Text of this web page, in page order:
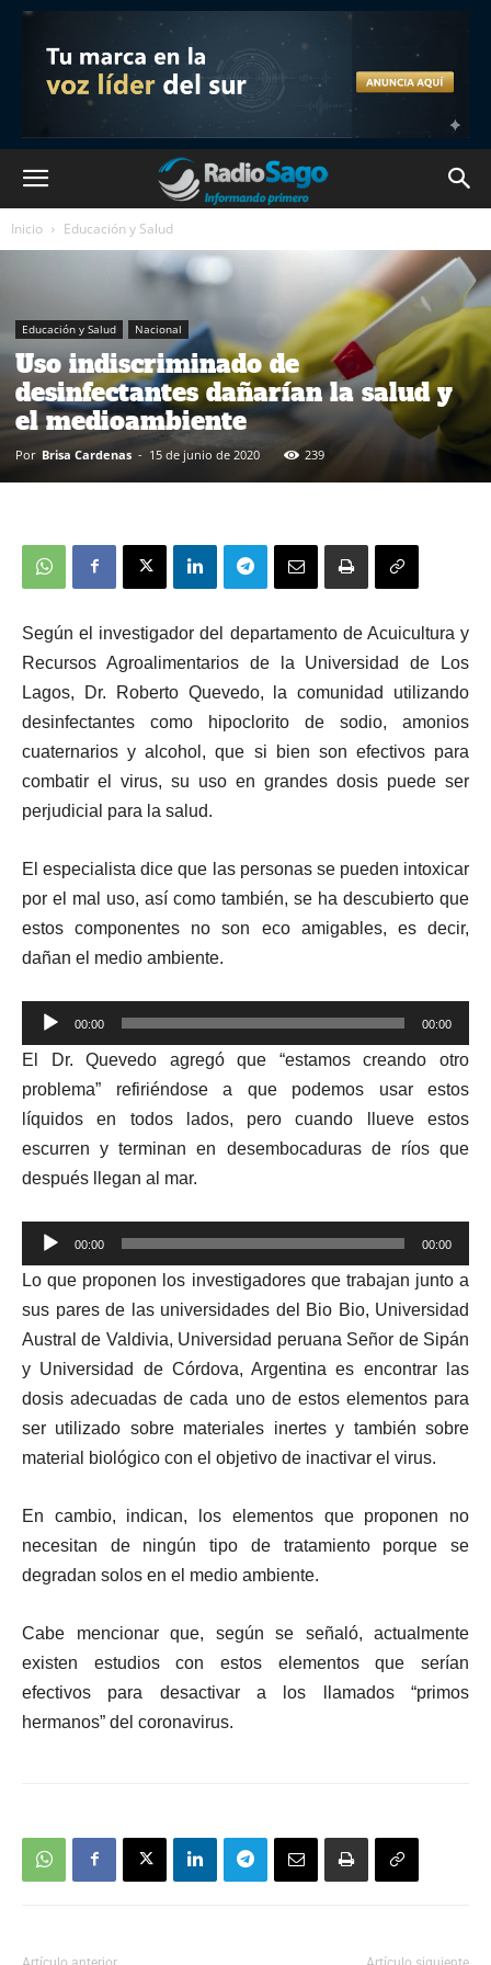
Inicio Educación y Salud
Educación y Salud Nacional
Uso indiscriminado de
desinfectantes dañarían la salud y
el medioambiente
Por Brisa Cardenas - 15 de junio de 2020 239
Según el investigador del departamento de Acuicultura y
Recursos Agroalimentarios de la Universidad de Los
Lagos, Dr. Roberto Quevedo, la comunidad utilizando
desinfectantes como hipoclorito de sodio, amonios
cuaternarios y alcohol, que si bien son efectivos para
combatir el virus, su uso en grandes dosis puede ser
perjudicial para la salud.
El especialista dice que las personas se pueden intoxicar
por el mal uso, así como también, se ha descubierto que
estos componentes no son eco amigables, es decir,
dañan el medio ambiente.
Reproductor
de
audio
00:00 00:00
El Dr. Quevedo agregó que “estamos creando otro
problema” refiriéndose a que podemos usar estos
líquidos en todos lados, pero cuando llueve estos
escurren y terminan en desembocaduras de ríos que
después llegan al mar.
Reproductor
de
audio
00:00 00:00
Lo que proponen los investigadores que trabajan junto a
sus pares de las universidades del Bio Bio, Universidad
Austral de Valdivia, Universidad peruana Señor de Sipán
y Universidad de Córdova, Argentina es encontrar las
dosis adecuadas de cada uno de estos elementos para
ser utilizado sobre materiales inertes y también sobre
material biológico con el objetivo de inactivar el virus.
En cambio, indican, los elementos que proponen no
necesitan de ningún tipo de tratamiento porque se
degradan solos en el medio ambiente.
Cabe mencionar que, según se señaló, actualmente
existen estudios con estos elementos que serían
efectivos para desactivar a los llamados “primos
hermanos” del coronavirus.